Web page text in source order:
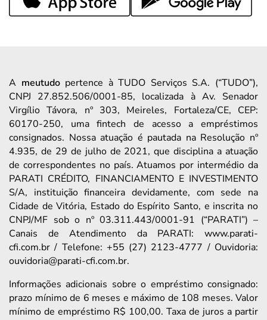
A meutudopertence à TUDO Serviços S.A. (“TUDO”),
CNPJ 27.852.506/0001-85, localizada à Av. Senador
Virgílio Távora, nº 303, Meireles, Fortaleza/CE, CEP:
60170-250, uma fintech de acesso a empréstimos
consignados. Nossa atuação é pautada na Resolução nº
4.935, de 29 de julho de 2021, que disciplina a atuação
de correspondentes no país. Atuamos por intermédio da
PARATI CRÉDITO, FINANCIAMENTO E INVESTIMENTO
S/A, instituição financeira devidamente, com sede na
Cidade de Vitória, Estado do Espírito Santo, e inscrita no
CNPJ/MF sob o nº 03.311.443/0001-91 (“PARATI”) –
Canais de Atendimento da PARATI: www.parati-
cfi.com.br / Telefone: +55 (27) 2123-4777 / Ouvidoria:
ouvidoria@parati-cfi.com.br.
Informações adicionais sobre o empréstimo consignado:
prazo mínimo de 6 meses e máximo de 108 meses. Valor
mínimo de empréstimo R$ 100,00. Taxa de juros a partir